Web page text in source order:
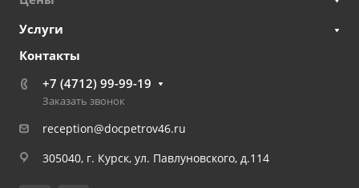
Услуги
Контакты
+7 (4712) 99-99-19
Заказать звонок
reception@docpetrov46.ru
305040, г. Курск, ул. Павлуновского, д.114